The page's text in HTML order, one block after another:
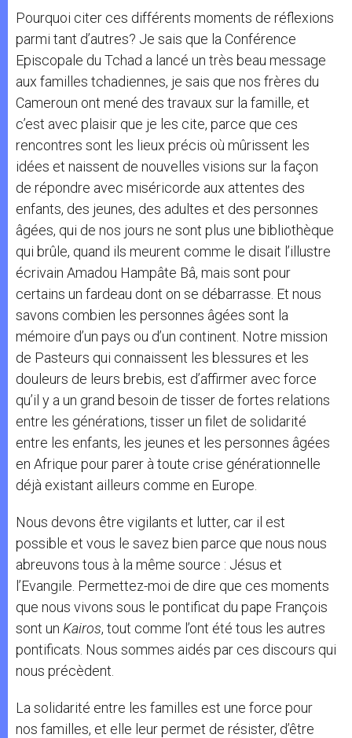
Pourquoi citer ces différents moments de réflexions
parmi tant d’autres? Je sais que la Conférence
Episcopale du Tchad a lancé un très beau message
aux familles tchadiennes, je sais que nos frères du
Cameroun ont mené des travaux sur la famille, et
c’est avec plaisir que je les cite, parce que ces
rencontres sont les lieux précis où mûrissent les
idées et naissent de nouvelles visions sur la façon
de répondre avec miséricorde aux attentes des
enfants, des jeunes, des adultes et des personnes
âgées, qui de nos jours ne sont plus une bibliothèque
qui brûle, quand ils meurent comme le disait l’illustre
écrivain Amadou Hampâte Bâ, mais sont pour
certains un fardeau dont on se débarrasse. Et nous
savons combien les personnes âgées sont la
mémoire d’un pays ou d’un continent. Notre mission
de Pasteurs qui connaissent les blessures et les
douleurs de leurs brebis, est d’affirmer avec force
qu’il y a un grand besoin de tisser de fortes relations
entre les générations, tisser un filet de solidarité
entre les enfants, les jeunes et les personnes âgées
en Afrique pour parer à toute crise générationnelle
déjà existant ailleurs comme en Europe.
Nous devons être vigilants et lutter, car il est
possible et vous le savez bien parce que nous nous
abreuvons tous à la même source : Jésus et
l’Evangile. Permettez-moi de dire que ces moments
que nous vivons sous le pontificat du pape François
sont un Kairos, tout comme l’ont été tous les autres
pontificats. Nous sommes aidés par ces discours qui
nous précèdent.
La solidarité entre les familles est une force pour
nos familles, et elle leur permet de résister, d’être